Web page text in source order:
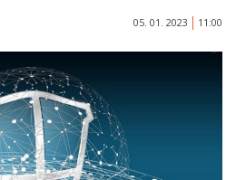
05. 01. 2023 11:00